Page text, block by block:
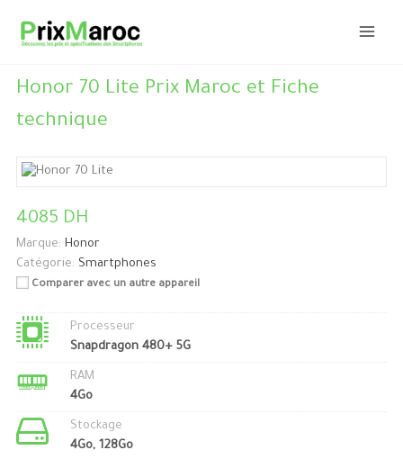
Honor 70 Lite Prix Maroc et Fiche
technique
4085 DH
Marque: Honor
Catégorie: Smartphones
Comparer avec un autre appareil
Processeur
Snapdragon 480+ 5G
RAM
4Go
Stockage
4Go, 128Go